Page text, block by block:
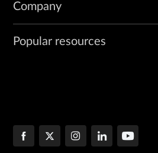
Company
Popular resources